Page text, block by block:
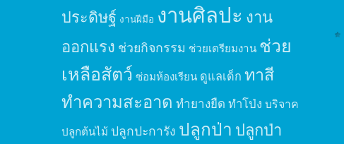
ประดิษฐ์ งานฝีมือ งานศิลปะ งาน
ออกแรง ช่วยกิจกรรม ช่วยเตรียมงาน ช่วย
เหลือสัตว์ ซ่อมห้องเรียน ดูแลเด็ก ทาสี
ทำความสะอาด ทำยางยืด ทำโป่ง บริจาค
ปลูกต้นไม้ ปลูกปะการัง ปลูกป่า ปลูกป่า